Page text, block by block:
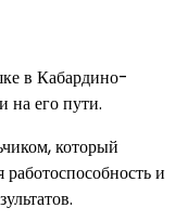
в Кабардино-
на его пути.
который
и